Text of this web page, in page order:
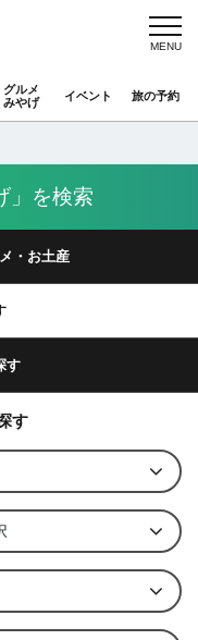
グルメ
みやげ
イベント 旅の予約
」を検索
・お土産
す
す